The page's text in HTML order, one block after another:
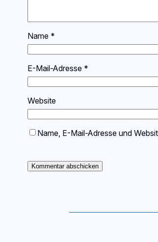
Name *
E-Mail-Adresse *
Website
Name, E-Mail-Adresse und